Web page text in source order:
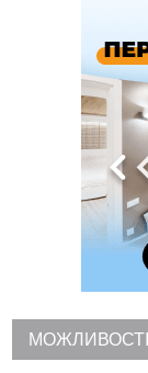
У Ворохті
пам'яті
ФОТО На
блукав у лісі
Боднар
українців
Днем міста
Вчора у
У
води
11:09
У Бурштині
МОЖЛИВОСТІ